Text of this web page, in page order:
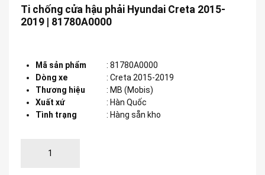
Ti chống cửa hậu phải Hyundai Creta 2015-
2019 | 81780A0000
Mã sản phẩm : 81780A0000
Dòng xe
: Creta 2015-2019
Thương hiệu
: MB (Mobis)
Xuất xứ
: Hàn Quốc
Tình trạng
: Hàng sẵn kho